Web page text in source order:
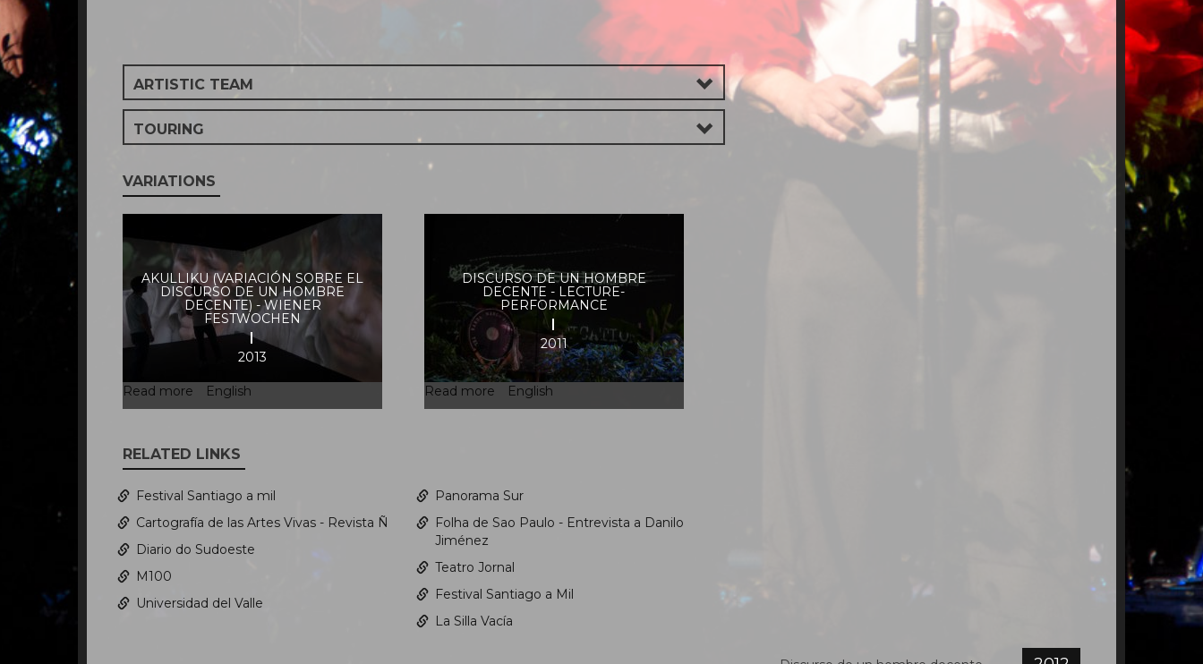
ARTISTIC TEAM
TOURING
VARIATIONS
AKULLIKU (VARIACIÓN SOBRE EL
DISCURSO DE UN HOMBRE
DECENTE) - WIENER
FESTWOCHEN
2013
Read more about
Akulliku
sobre
el
de
un
decente)
Festwochen
English
DISCURSO DE UN HOMBRE
DECENTE - LECTURE-
PERFORMANCE
2011
Read more about
Discurso
-
Lecture-
English
RELATED LINKS
Festival Santiago a mil
Panorama Sur
Cartografía de las Artes Vivas - Revista Ñ
Folha de Sao Paulo - Entrevista a Danilo
Jiménez
Diario do Sudoeste
Teatro Jornal
M100
Festival Santiago a Mil
Universidad del Valle
La Silla Vacía